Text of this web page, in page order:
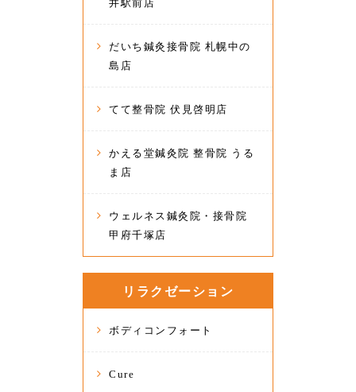
井駅前店
だいち鍼灸接骨院 札幌中の
島店
てて整骨院 伏見啓明店
かえる堂鍼灸院 整骨院 うる
ま店
ウェルネス鍼灸院・接骨院
甲府千塚店
リラクゼーション
ボディコンフォート
Cure